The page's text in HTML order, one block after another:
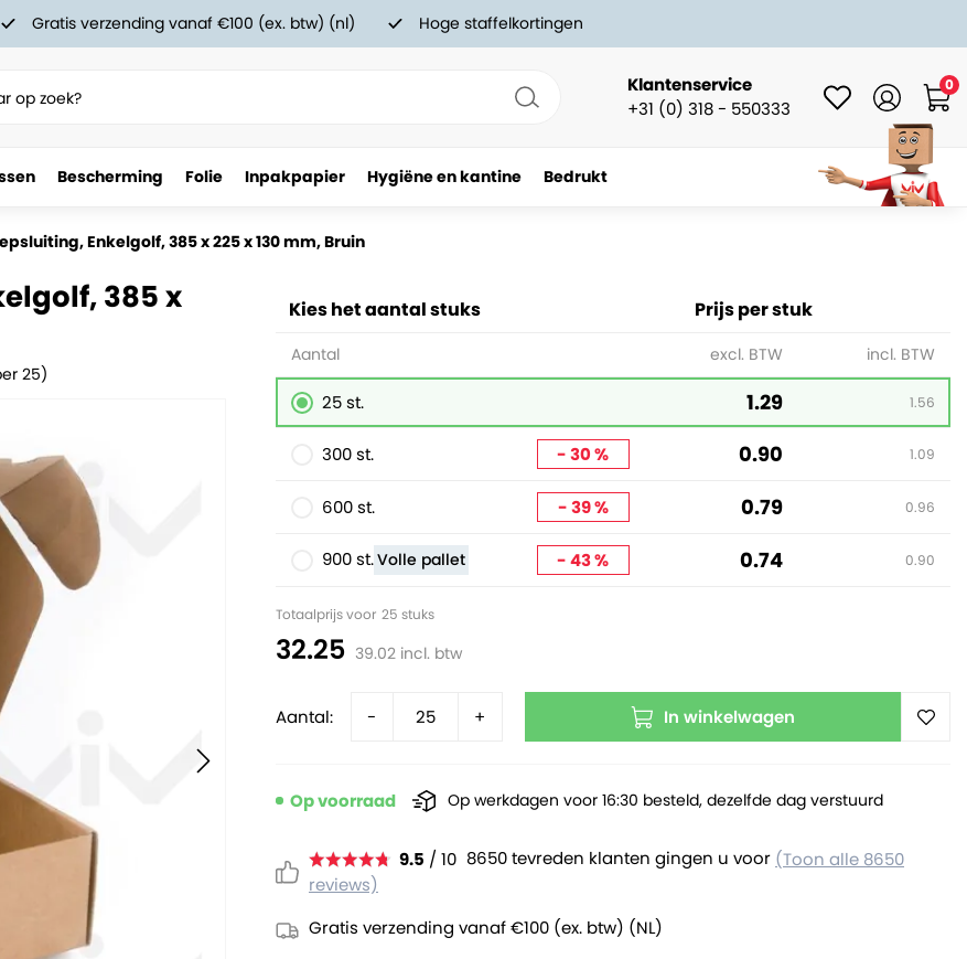
Gratis verzending vanaf €100 (ex. btw) (nl) Hoge staffelkortingen
Klantenservice
+31 (0) 318 - 550333
0
Bescherming Folie Inpakpapier Hygiëne en kantine Bedrukt
Enkelgolf, 385 x 225 x 130 mm, Bruin
385 x
25)
Aantal: - +
Totaalprijs voor 25 stuks
32.25 39.02 incl. btw
In winkelwagen
9.5 / 10 8650 tevreden klanten gingen u voor (Toon alle 8650
reviews)
Gratis verzending vanaf €100 (ex. btw) (NL)
Kies het aantal stuks Prijs per stuk
Aantal excl. BTW incl. BTW
25 st. 1.29 1.56
300 st. - 30 % 0.90 1.09
600 st. - 39 % 0.79 0.96
900 st.Volle pallet - 43 % 0.74 0.90
Op voorraad Op werkdagen voor 16:30 besteld, dezelfde dag verstuurd